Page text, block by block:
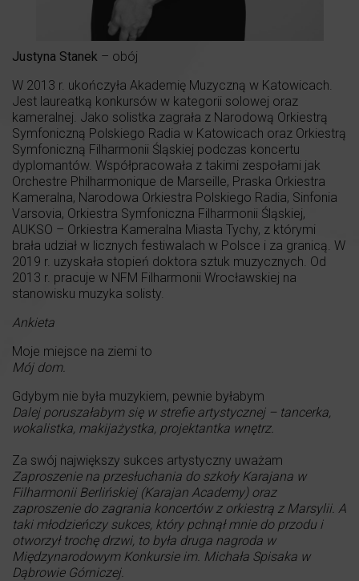
Justyna Stanek – obój
W 2013 r. ukończyła Akademię Muzyczną w Katowicach.
Jest laureatką konkursów w kategorii solowej oraz
kameralnej. Jako solistka zagrała z Narodową Orkiestrą
Symfoniczną Polskiego Radia w Katowicach oraz Orkiestrą
Symfoniczną Filharmonii Śląskiej podczas koncertu
dyplomantów. Współpracowała z takimi zespołami jak
Orchestre Philharmonique de Marseille, Praska Orkiestra
Kameralna, Narodowa Orkiestra Polskiego Radia, Sinfonia
Varsovia, Orkiestra Symfoniczna Filharmonii Śląskiej,
AUKSO – Orkiestra Kameralna Miasta Tychy, z którymi
brała udział w licznych festiwalach w Polsce i za granicą. W
2019 r. uzyskała stopień doktora sztuk muzycznych. Od
2013 r. pracuje w NFM Filharmonii Wrocławskiej na
stanowisku muzyka solisty.
Ankieta
Moje miejsce na ziemi to
Mój dom.
Gdybym nie była muzykiem, pewnie byłabym
Dalej poruszałabym się w strefie artystycznej – tancerka,
wokalistka, makijażystka, projektantka wnętrz.
Za swój największy sukces artystyczny uważam
Zaproszenie na przesłuchania do szkoły Karajana w
Filharmonii Berlińskiej (Karajan Academy) oraz
zaproszenie do zagrania koncertów z orkiestrą z Marsylii. A
taki młodzieńczy sukces, który pchnął mnie do przodu i
otworzył trochę drzwi, to była druga nagroda w
Międzynarodowym Konkursie im. Michała Spisaka w
Dąbrowie Górniczej.